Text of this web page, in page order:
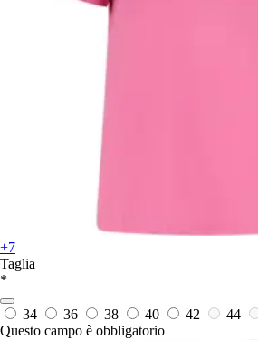
+7
Taglia
*
34 36 38 40 42 44
Questo campo è obbligatorio